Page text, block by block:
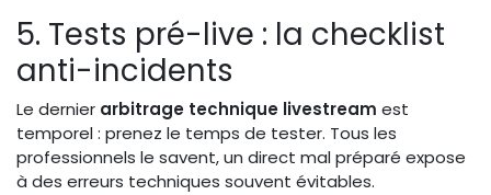
5. Tests pré-live : la checklist
anti-incidents
Le dernier arbitrage technique livestream est
temporel : prenez le temps de tester. Tous les
professionnels le savent, un direct mal préparé expose
à des erreurs techniques souvent évitables.